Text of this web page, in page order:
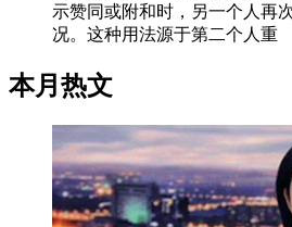
示赞同或附和时，另一个人再
况。这种用法源于第二个人重
本月热文